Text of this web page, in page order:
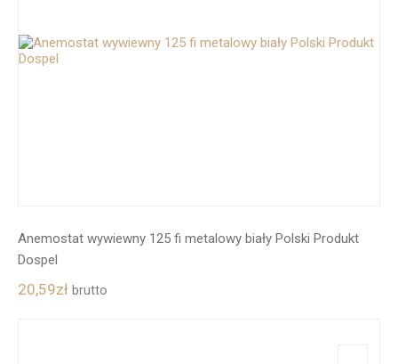
Anemostat wywiewny 125 fi metalowy biały Polski Produkt
Dospel
20,59zł brutto